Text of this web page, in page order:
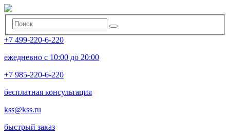
+7 499-220-6-220
ежедневно с 10:00 до 20:00
+7 985-220-6-220
бесплатная консультация
kss@kss.ru
быстрый заказ